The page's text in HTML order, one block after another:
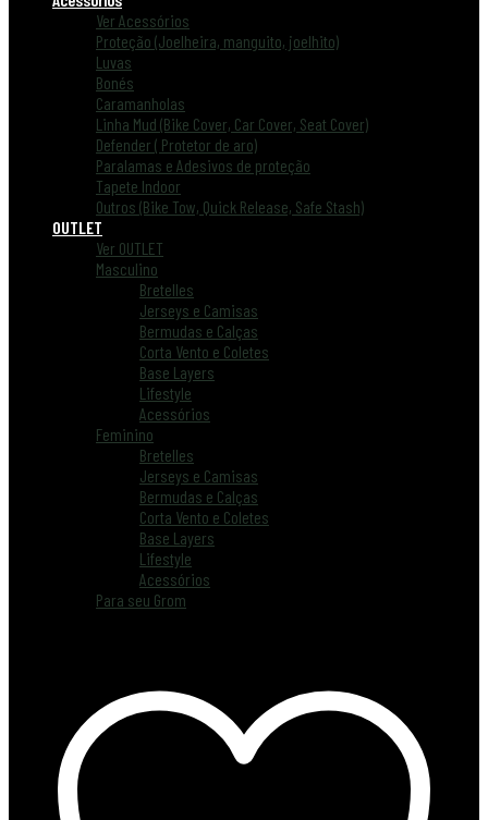
Ver Acessórios
Proteção (Joelheira, manguito, joelhito)
Luvas
Bonés
Caramanholas
Linha Mud (Bike Cover, Car Cover, Seat Cover)
Defender ( Protetor de aro)
Paralamas e Adesivos de proteção
Tapete Indoor
Outros (Bike Tow, Quick Release, Safe Stash)
OUTLET
Ver OUTLET
Masculino
Bretelles
Jerseys e Camisas
Bermudas e Calças
Corta Vento e Coletes
Base Layers
Lifestyle
Acessórios
Feminino
Bretelles
Jerseys e Camisas
Bermudas e Calças
Corta Vento e Coletes
Base Layers
Lifestyle
Acessórios
Para seu Grom